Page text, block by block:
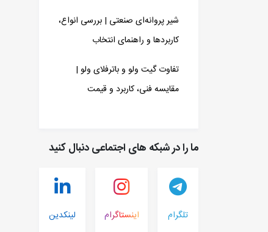
شیر پروانه‌ای صنعتی | بررسی انواع،
کاربردها و راهنمای انتخاب
تفاوت گیت ولو و باترفلای ولو |
مقایسه فنی، کاربرد و قیمت
ما را در شبکه های اجتماعی دنبال کنید
تلگرام اینستاگرام لینکدین